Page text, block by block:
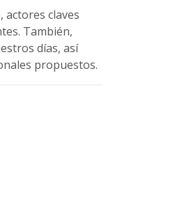
actores claves
También,
días, así
propuestos.